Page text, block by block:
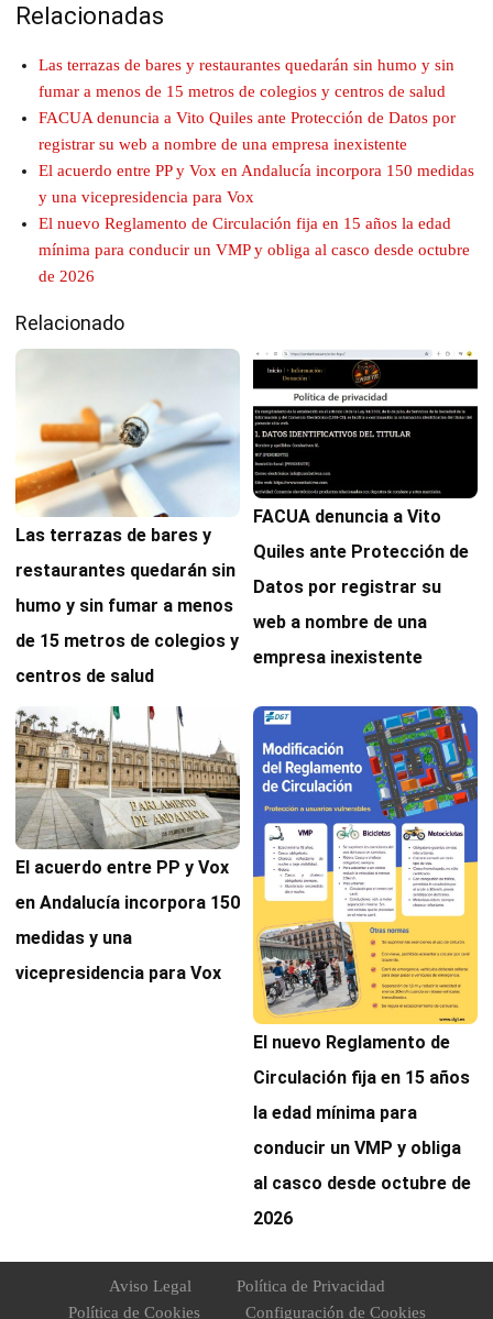
Relacionadas
Las terrazas de bares y restaurantes quedarán sin humo y sin
fumar a menos de 15 metros de colegios y centros de salud
FACUA denuncia a Vito Quiles ante Protección de Datos por
registrar su web a nombre de una empresa inexistente
El acuerdo entre PP y Vox en Andalucía incorpora 150 medidas
y una vicepresidencia para Vox
El nuevo Reglamento de Circulación fija en 15 años la edad
mínima para conducir un VMP y obliga al casco desde octubre
de 2026
Relacionado
Las terrazas de bares y
restaurantes quedarán sin
humo y sin fumar a menos
de 15 metros de colegios y
centros de salud
FACUA denuncia a Vito
Quiles ante Protección de
Datos por registrar su
web a nombre de una
empresa inexistente
El acuerdo entre PP y Vox
en Andalucía incorpora 150
medidas y una
vicepresidencia para Vox
El nuevo Reglamento de
Circulación fija en 15 años
la edad mínima para
conducir un VMP y obliga
al casco desde octubre de
2026
Aviso Legal
Política de Privacidad
Política de Cookies
Configuración de Cookies